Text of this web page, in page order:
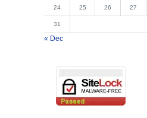
24 25 26 27
31
« Dec